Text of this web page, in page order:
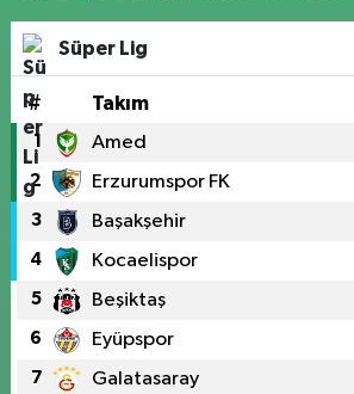
Süper Lig
# Takım
1 Amed
2 Erzurumspor FK
3 Başakşehir
4 Kocaelispor
5 Beşiktaş
6 Eyüpspor
7 Galatasaray